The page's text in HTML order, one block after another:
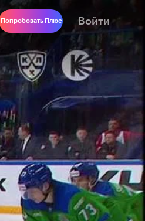
Попробовать Плюс Войти